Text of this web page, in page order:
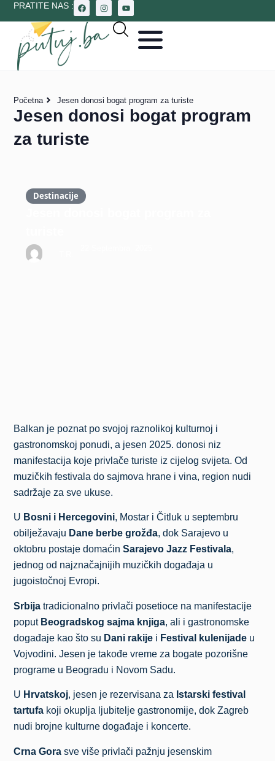
PRATITE NAS :
Početna Jesen donosi bogat program za turiste
Jesen donosi bogat program
za turiste
Destinacije
Balkan je poznat po svojoj raznolikoj kulturnoj i
gastronomskoj ponudi, a jesen 2025. donosi niz
manifestacija koje privlače turiste iz cijelog svijeta. Od
muzičkih festivala do sajmova hrane i vina, region nudi
sadržaje za sve ukuse.
U Bosni i Hercegovini, Mostar i Čitluk u septembru
obilježavaju Dane berbe grožđa, dok Sarajevo u
oktobru postaje domaćinSarajevo Jazz Festivala,
jednog od najznačajnijih muzičkih događaja u
jugoistočnoj Evropi.
Srbija tradicionalno privlači posetioce na manifestacije
poput Beogradskog sajma knjiga, ali i gastronomske
događaje kao što su Dani rakije i Festival kulenijade u
Vojvodini. Jesen je takođe vreme za bogate pozorišne
programe u Beogradu i Novom Sadu.
U Hrvatskoj, jesen je rezervisana za Istarski festival
tartufa koji okuplja ljubitelje gastronomije, dok Zagreb
nudi brojne kulturne događaje i koncerte.
Crna Gora sve više privlači pažnju jesenskim